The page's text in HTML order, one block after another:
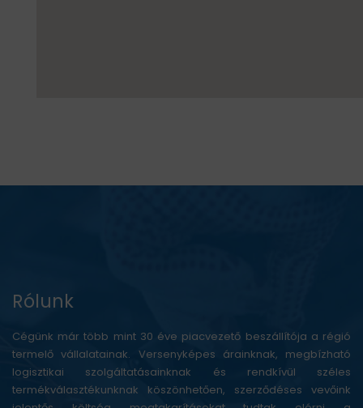
Rólunk
Cégünk már több mint 30 éve piacvezető beszállítója a régió
termelő vállalatainak. Versenyképes árainknak, megbízható
logisztikai szolgáltatásainknak és rendkívül széles
termékválasztékunknak köszönhetően, szerződéses vevőink